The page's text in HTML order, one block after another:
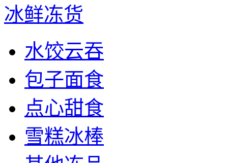
冰鲜冻货
水饺云吞
包子面食
点心甜食
雪糕冰棒